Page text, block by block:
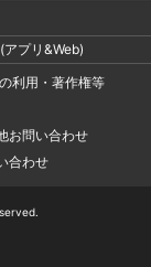
アプリ&Web)
利用・著作権等
お問い合わせ
合わせ